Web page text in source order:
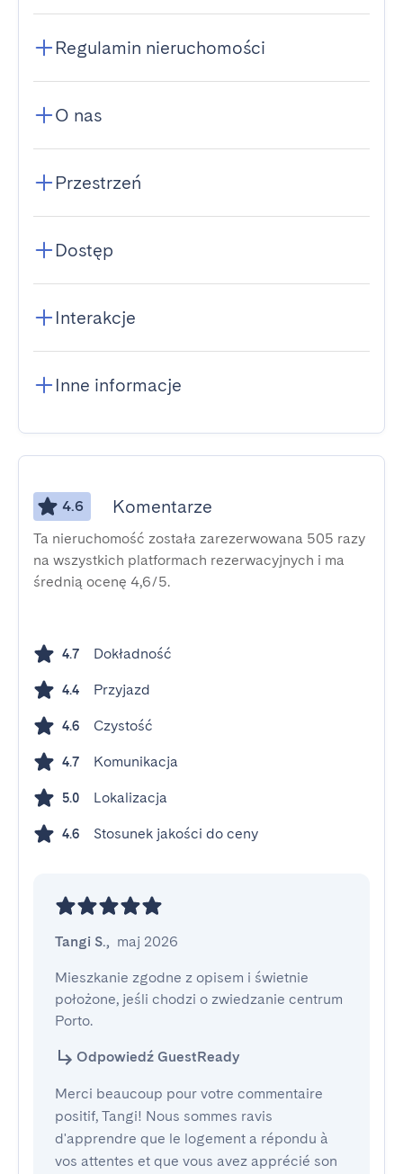
Regulamin nieruchomości
O nas
Przestrzeń
Dostęp
Interakcje
Inne informacje
4.6 Komentarze
Ta nieruchomość została zarezerwowana 505 razy
na wszystkich platformach rezerwacyjnych i ma
średnią ocenę 4,6/5.
4.7 Dokładność
4.4 Przyjazd
4.6 Czystość
4.7 Komunikacja
5.0 Lokalizacja
4.6 Stosunek jakości do ceny
Tangi S., maj 2026
Mieszkanie zgodne z opisem i świetnie
położone, jeśli chodzi o zwiedzanie centrum
Porto.
Odpowiedź GuestReady
Merci beaucoup pour votre commentaire
positif, Tangi! Nous sommes ravis
d'apprendre que le logement a répondu à
vos attentes et que vous avez apprécié son